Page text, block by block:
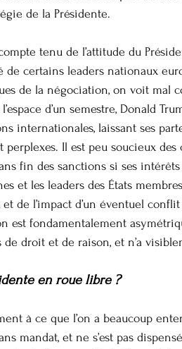
de la Présidente.
tenu de l’attitude du
de certains leaders nationaux
de la négociation, on voit mal
d’un semestre, Donald
internationales, laissant ses
perplexes. Il est peu soucieux
fin des sanctions si ses
et les leaders des États
et de l’impact d’un éventuel
est fondamentalement
de droit et de raison, et n’a
en roue libre ?
à ce que l’on a beaucoup
mandat, et ne s’est pas